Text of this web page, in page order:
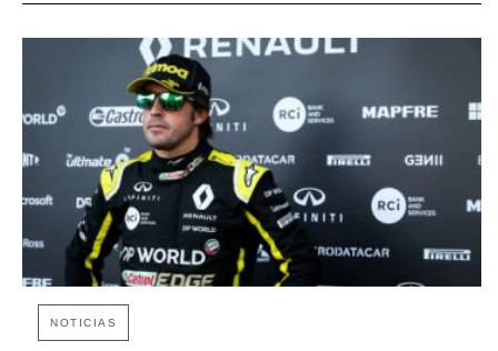
NOTICIAS